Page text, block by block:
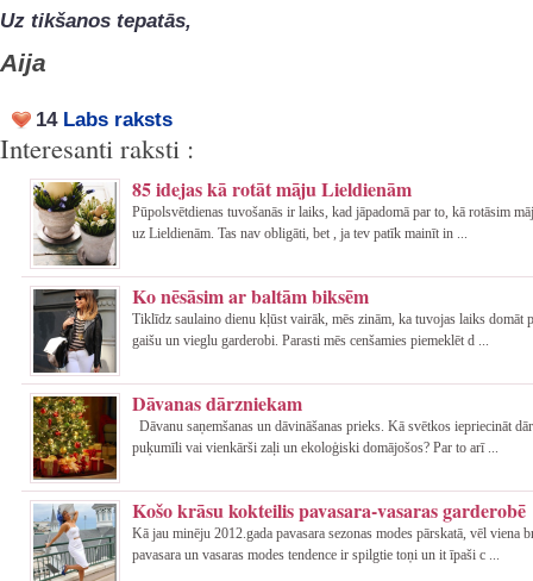
Uz tikšanos tepatās,
Aija
14 Labs raksts
Interesanti raksti :
85 idejas kā rotāt māju Lieldienām
Pūpolsvētdienas tuvošanās ir laiks, kad jāpadomā par to, kā rotāsim
uz Lieldienām. Tas nav obligāti, bet , ja tev patīk mainīt in ...
Ko nēsāsim ar baltām biksēm
Tiklīdz saulaino dienu kļūst vairāk, mēs zinām, ka tuvojas laiks domāt
gaišu un vieglu garderobi. Parasti mēs cenšamies piemeklēt d ...
Dāvanas dārzniekam
Dāvanu saņemšanas un dāvināšanas prieks. Kā svētkos iepriecināt
puķumīli vai vienkārši zaļi un ekoloģiski domājošos? Par to arī ...
Košo krāsu kokteilis pavasara-vasaras garderobē
Kā jau minēju 2012.gada pavasara sezonas modes pārskatā, vēl viena
pavasara un vasaras modes tendence ir spilgtie toņi un it īpaši c ...